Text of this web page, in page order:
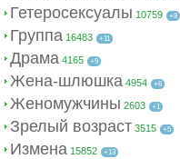
Гетеросексуалы 10759 +8
Группа 16483 +11
Драма 4165 +9
Жена-шлюшка 4954 +6
Женомужчины 2603 +1
Зрелый возраст 3515 +5
Измена 15852 +13